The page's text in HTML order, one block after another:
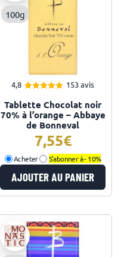
100g
4,8
sur 5
153 avis
Tablette Chocolat noir
70% à l’orange – Abbaye
de Bonneval
7,55
Acheter S'abonner à -10%
AJOUTER AU PANIER